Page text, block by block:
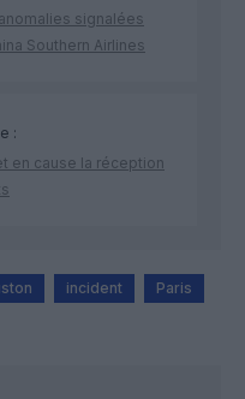
signalées
Southern Airlines
:
en cause la réception
incident Paris